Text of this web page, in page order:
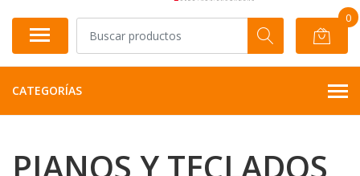
0
CATEGORÍAS
PIANOS Y TECLADOS